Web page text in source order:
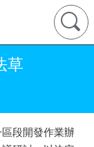
草
段開發作業辦